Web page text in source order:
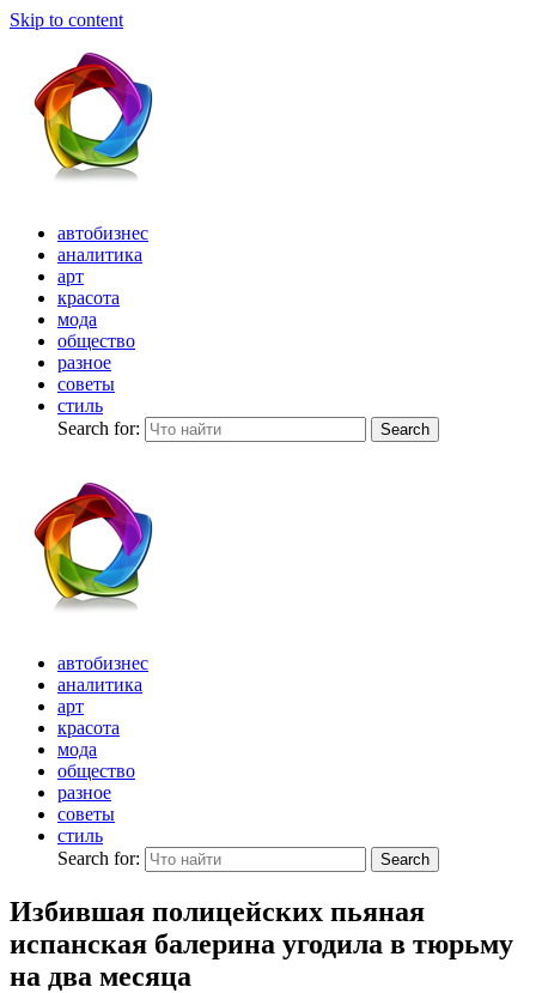
Skip to content
автобизнес
аналитика
арт
красота
мода
общество
разное
советы
стиль
Search for:
Search
автобизнес
аналитика
арт
красота
мода
общество
разное
советы
стиль
Search for:
Search
Избившая полицейских пьяная
испанская балерина угодила в тюрьму
на два месяца